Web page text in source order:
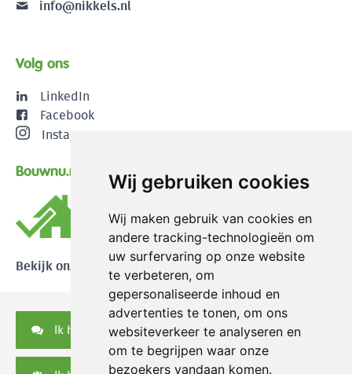
Wij gebruiken cookies
Wij maken gebruik van cookies en
andere tracking-technologieën om
uw surfervaring op onze website
te verbeteren, om
gepersonaliseerde inhoud en
advertenties te tonen, om ons
websiteverkeer te analyseren en
om te begrijpen waar onze
bezoekers vandaan komen.
info@nikkels.nl
Volg ons
LinkedIn
Facebook
Instagram
Bouwnu.nl
Bekijk onze reviews
Ik heb een vraag